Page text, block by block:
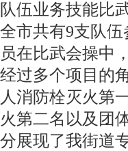
队伍业务技能比
全市共有9支队
员在比武会操中
经过多个项目的
人消防栓灭火第
火第二名以及团
分展现了我街道